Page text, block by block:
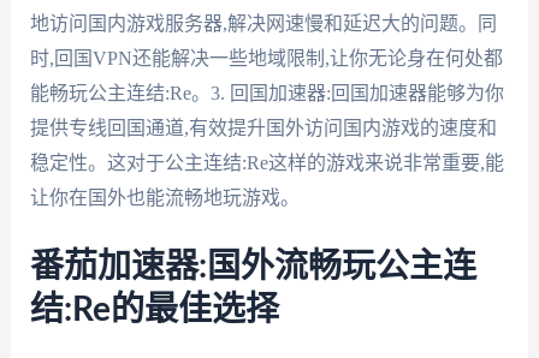
地访问国内游戏服务器,解决网速慢和延迟大的问题。同
时,回国VPN还能解决一些地域限制,让你无论身在何处都
能畅玩公主连结:Re。3. 回国加速器:回国加速器能够为你
提供专线回国通道,有效提升国外访问国内游戏的速度和
稳定性。这对于公主连结:Re这样的游戏来说非常重要,能
让你在国外也能流畅地玩游戏。
番茄加速器:国外流畅玩公主连
结:Re的最佳选择